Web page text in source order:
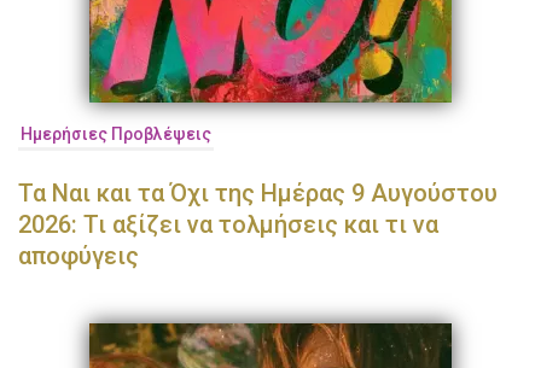
Ημερήσιες Προβλέψεις
Τα Ναι και τα Όχι της Ημέρας 9 Αυγούστου
2026: Τι αξίζει να τολμήσεις και τι να
αποφύγεις